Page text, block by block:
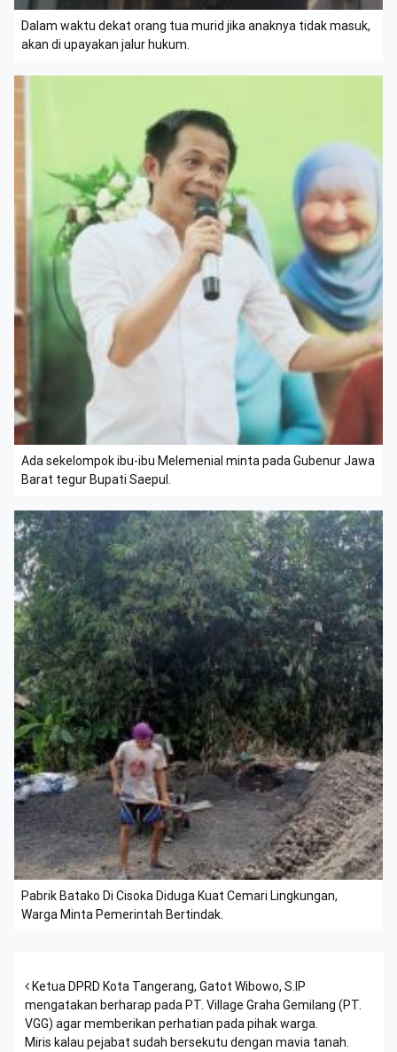
Dalam waktu dekat orang tua murid jika anaknya tidak masuk,
akan di upayakan jalur hukum.
Ada sekelompok ibu-ibu Melemenial minta pada Gubenur Jawa
Barat tegur Bupati Saepul.
Pabrik Batako Di Cisoka Diduga Kuat Cemari Lingkungan,
Warga Minta Pemerintah Bertindak.
Post navigation
Ketua DPRD Kota Tangerang, Gatot Wibowo, S.IP
mengatakan berharap pada PT. Village Graha Gemilang (PT.
VGG) agar memberikan perhatian pada pihak warga.
Miris kalau pejabat sudah bersekutu dengan mavia tanah.